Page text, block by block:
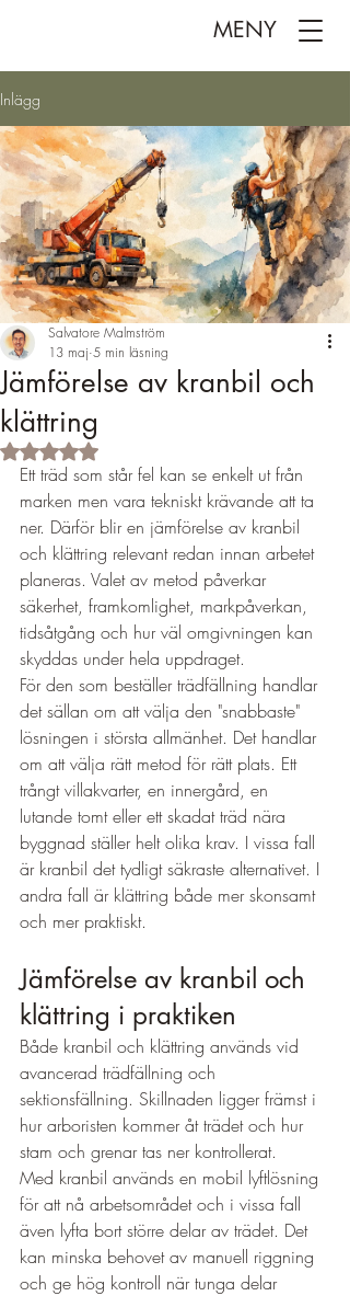
MENY
Inlägg
Jämförelse av kranbil och
klättring
Salvatore Malmström
13 maj 5 min läsning
Betygsatt till NaN av 5 stjärnor.
Ett träd som står fel kan se enkelt ut från
marken men vara tekniskt krävande att ta
ner. Därför blir en jämförelse av kranbil
och klättring relevant redan innan arbetet
planeras. Valet av metod påverkar
säkerhet, framkomlighet, markpåverkan,
tidsåtgång och hur väl omgivningen kan
skyddas under hela uppdraget.
För den som beställer trädfällning handlar
det sällan om att välja den "snabbaste"
lösningen i största allmänhet. Det handlar
om att välja rätt metod för rätt plats. Ett
trångt villakvarter, en innergård, en
lutande tomt eller ett skadat träd nära
byggnad ställer helt olika krav. I vissa fall
är kranbil det tydligt säkraste alternativet. I
andra fall är klättring både mer skonsamt
och mer praktiskt.
Jämförelse av kranbil och
klättring i praktiken
Både kranbil och klättring används vid
avancerad trädfällning och
sektionsfällning. Skillnaden ligger främst i
hur arboristen kommer åt trädet och hur
stam och grenar tas ner kontrollerat.
Med kranbil används en mobil lyftlösning
för att nå arbetsområdet och i vissa fall
även lyfta bort större delar av trädet. Det
kan minska behovet av manuell riggning
och ge hög kontroll när tunga delar